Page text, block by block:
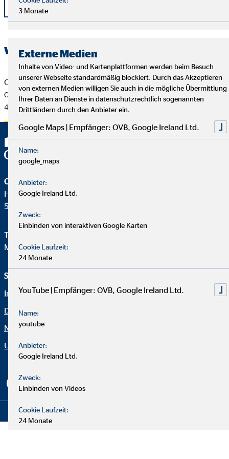
weitere Dokumente
OVB Pressemitteilung vom 19.12.2022
OVB hat operatives Geschäft in Slowenien aufgenommen
442 KB
OVB Holding AG
Heumarkt 1
50667 Köln
Telefon:
Mail:web@ovb.eu
Service und Informationen
Impressum
Datenschutz
Netiquette
Unternehmen OVB
Karriere
Copyright © 2026 by OVB Holding AG | All Rights Reserved
3 Monate
Externe Medien
Inhalte von Video- und Kartenplattformen werden beim Besuch
unserer Webseite standardmäßig blockiert. Durch das Akzeptieren
von externen Medien willigen Sie auch in die mögliche Übermittlung
Ihrer Daten an Dienste in datenschutzrechtlich sogenannten
Drittländern durch den Anbieter ein.
Google Maps | Empfänger: OVB, Google Ireland Ltd.
Name:
google_maps
Anbieter:
Google Ireland Ltd.
Zweck:
Einbinden von interaktiven Google Karten
Cookie Laufzeit:
24 Monate
YouTube | Empfänger: OVB, Google Ireland Ltd.
Name:
youtube
Anbieter:
Google Ireland Ltd.
Zweck:
Einbinden von Videos
Cookie Laufzeit:
24 Monate